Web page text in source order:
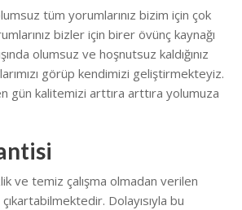
tüm yorumlarınız bizim için çok
bizler için birer övünç kaynağı
olumsuz ve hoşnutsuz kaldığınız
görüp kendimizi geliştirmekteyiz.
gün kalitemizi arttıra arttıra yolumuza
ve temiz çalışma olmadan verilen
Dolayısıyla bu